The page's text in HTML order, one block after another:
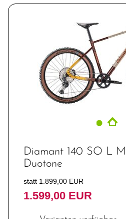
Diamant 140 SO L
Duotone
statt 1.899,00 EUR
1.599,00 EUR